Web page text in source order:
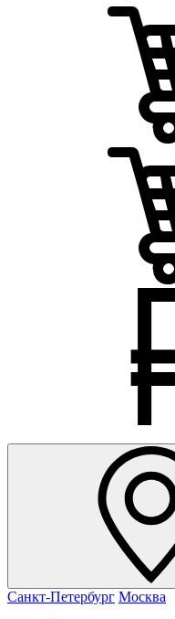
Санкт-Петербург Москва